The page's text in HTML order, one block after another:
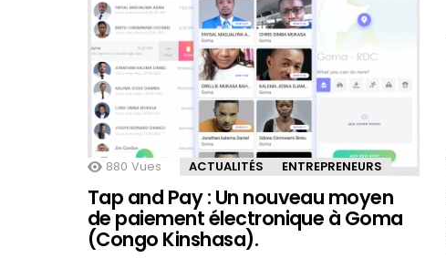
880 Vues ACTUALITÉS ENTREPRENEURS
Tap and Pay : Un nouveau moyen
de paiement électronique à Goma
(Congo Kinshasa).